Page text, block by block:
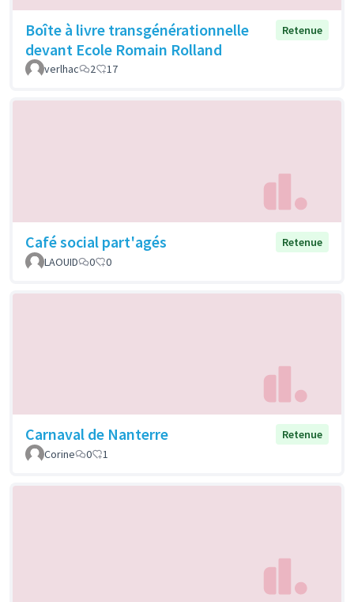
Boîte à livre transgénérationnelle
devant Ecole Romain Rolland
Retenue
verlhac 2 17
Café social part'agés
Retenue
LAOUID
0 0
Carnaval de Nanterre
Retenue
Corine
0 1